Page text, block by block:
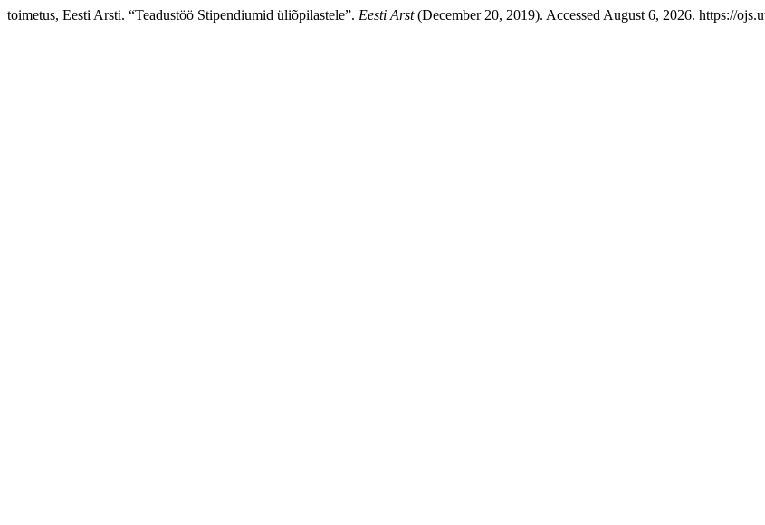
toimetus, Eesti Arsti. “Teadustöö Stipendiumid üliõpilastele”. Eesti Arst(December 20, 2019). Accessed August 6, 2026. https://